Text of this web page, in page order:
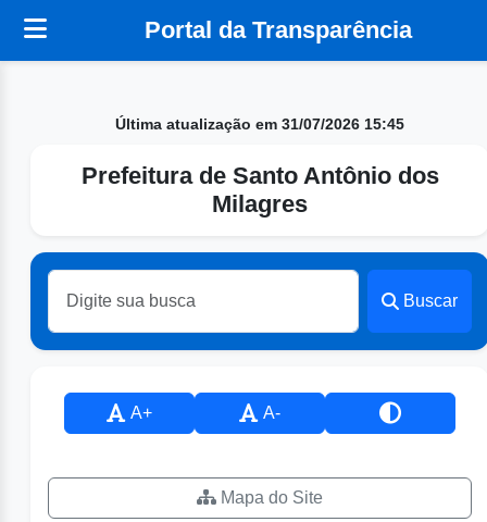
Portal da Transparência
Última atualização em 31/07/2026 15:45
Prefeitura de Santo Antônio dos
Milagres
Buscar
A+ A-
Mapa do Site